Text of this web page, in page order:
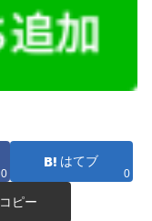
0
はてブ
0
コピー